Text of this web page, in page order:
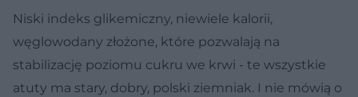
Niski indeks glikemiczny, niewiele kalorii,
węglowodany złożone, które pozwalają na
stabilizację poziomu cukru we krwi - te wszystkie
atuty ma stary, dobry, polski ziemniak. I nie mówią o